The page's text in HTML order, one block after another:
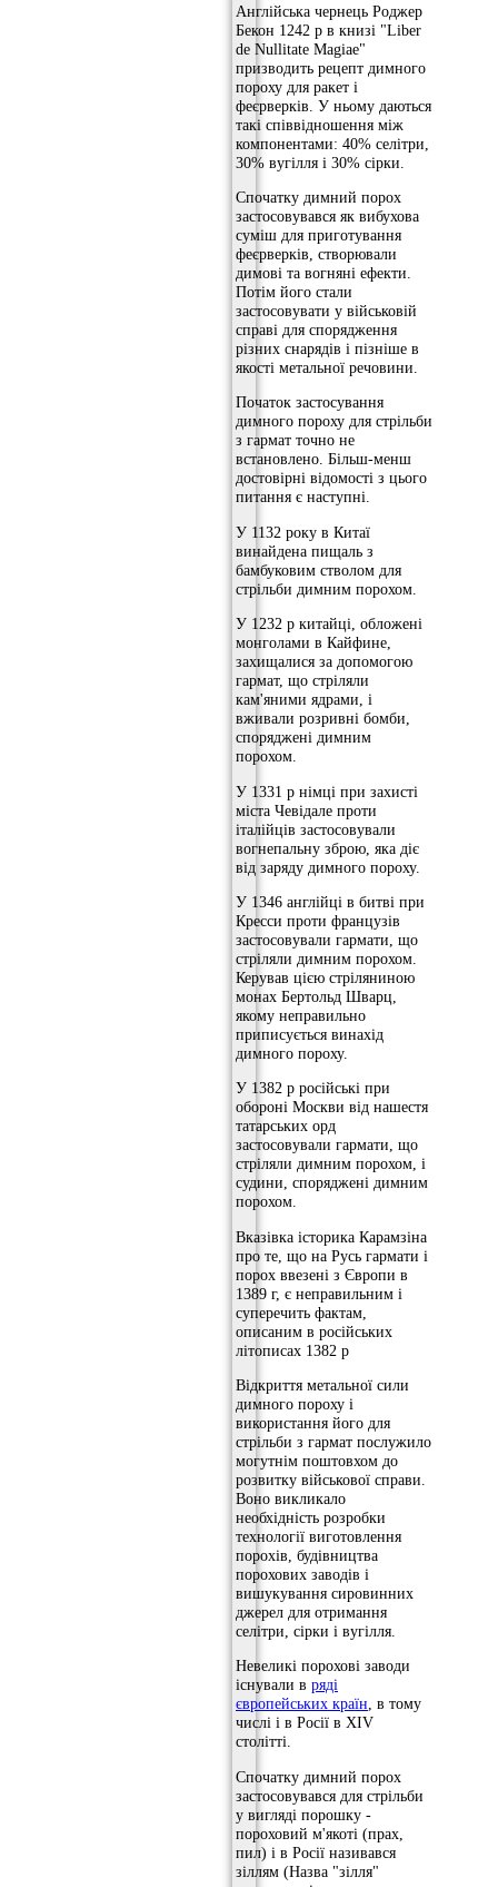
Англійська чернець Роджер
Бекон 1242 р в книзі "Liber
de Nullitate Magiae"
призводить рецепт димного
пороху для ракет і
феєрверків. У ньому даються
такі співвідношення між
компонентами: 40% селітри,
30% вугілля і 30% сірки.
Спочатку димний порох
застосовувався як вибухова
суміш для приготування
феєрверків, створювали
димові та вогняні ефекти.
Потім його стали
застосовувати у військовій
справі для спорядження
різних снарядів і пізніше в
якості метальної речовини.
Початок застосування
димного пороху для стрільби
з гармат точно не
встановлено. Більш-менш
достовірні відомості з цього
питання є наступні.
У 1132 року в Китаї
винайдена пищаль з
бамбуковим стволом для
стрільби димним порохом.
У 1232 р китайці, обложені
монголами в Кайфине,
захищалися за допомогою
гармат, що стріляли
кам'яними ядрами, і
вживали розривні бомби,
споряджені димним
порохом.
У 1331 р німці при захисті
міста Чевідале проти
італійців застосовували
вогнепальну зброю, яка діє
від заряду димного пороху.
У 1346 англійці в битві при
Кресси проти французів
застосовували гармати, що
стріляли димним порохом.
Керував цією стріляниною
монах Бертольд Шварц,
якому неправильно
приписується винахід
димного пороху.
У 1382 р російські при
обороні Москви від нашестя
татарських орд
застосовували гармати, що
стріляли димним порохом, і
судини, споряджені димним
порохом.
Вказівка ​​історика Карамзіна
про те, що на Русь гармати і
порох ввезені з Європи в
1389 г, є неправильним і
суперечить фактам,
описаним в російських
літописах 1382 р
Відкриття метальної сили
димного пороху і
використання його для
стрільби з гармат послужило
могутнім поштовхом до
розвитку військової справи.
Воно викликало
необхідність розробки
технології виготовлення
порохів, будівництва
порохових заводів і
вишукування сировинних
джерел для отримання
селітри, сірки і вугілля.
Невеликі порохові заводи
існували в ряді
європейських країн, в тому
числі і в Росії в XIV
столітті.
Спочатку димний порох
застосовувався для стрільби
у вигляді порошку -
пороховий м'якоті (прах,
пил) і в Росії називався
зіллям (Назва "зілля"